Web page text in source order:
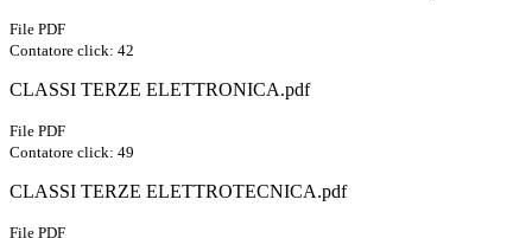
File PDF
Contatore click: 42
CLASSI TERZE ELETTRONICA.pdf
File PDF
Contatore click: 49
CLASSI TERZE ELETTROTECNICA.pdf
File PDF